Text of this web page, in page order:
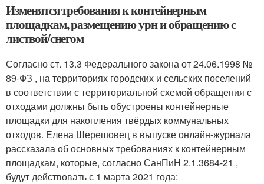
Изменятся требования к контейнерным
площадкам, размещению урн и обращению с
листвой/снегом
Согласно ст. 13.3 Федерального закона от 24.06.1998 №
89-ФЗ , на территориях городских и сельских поселений
в соответствии с территориальной схемой обращения с
отходами должны быть обустроены контейнерные
площадки для накопления твёрдых коммунальных
отходов. Елена Шерешовец в выпуске онлайн-журнала
рассказала об основных требованиях к контейнерным
площадкам, которые, согласно СанПиН 2.1.3684-21 ,
будут действовать с 1 марта 2021 года: